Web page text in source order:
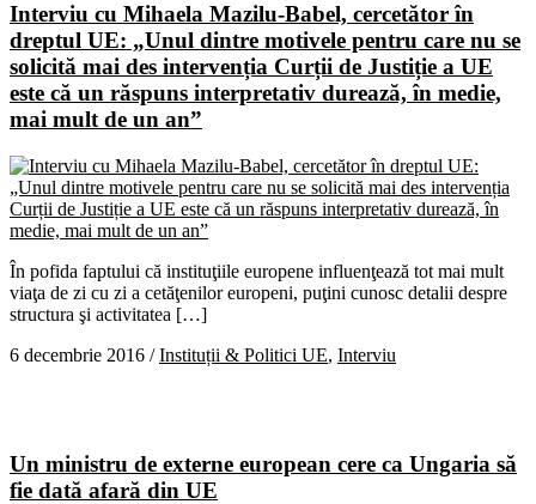
Interviu cu Mihaela Mazilu-Babel, cercetător în
dreptul UE: „Unul dintre motivele pentru care nu se
solicită mai des intervenția Curții de Justiție a UE
este că un răspuns interpretativ durează, în medie,
mai mult de un an”
În pofida faptului că instituţiile europene influenţează tot mai mult
viaţa de zi cu zi a cetăţenilor europeni, puţini cunosc detalii despre
structura şi activitatea […]
6 decembrie 2016 /Instituții & Politici UE, Interviu
Un ministru de externe european cere ca Ungaria să
fie dată afară din UE